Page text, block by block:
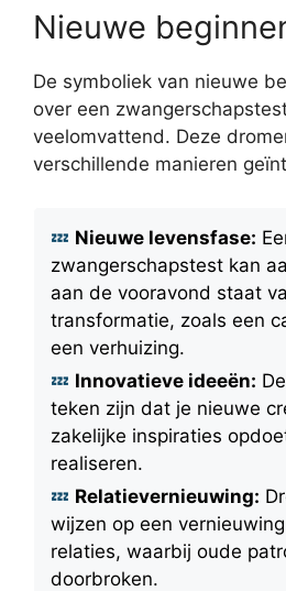
Nieuwe
De symboliek van nieuwe
over een
veelomvattend. Deze
verschillende manieren
Nieuwe levensfase:
zwangerschapstest kan
aan de vooravond staat
transformatie, zoals een
een verhuizing.
Innovatieve ideeën:
teken zijn dat je nieuwe
zakelijke inspiraties
realiseren.
Relatievernieuwing:
wijzen op een
relaties, waarbij oude
doorbroken.